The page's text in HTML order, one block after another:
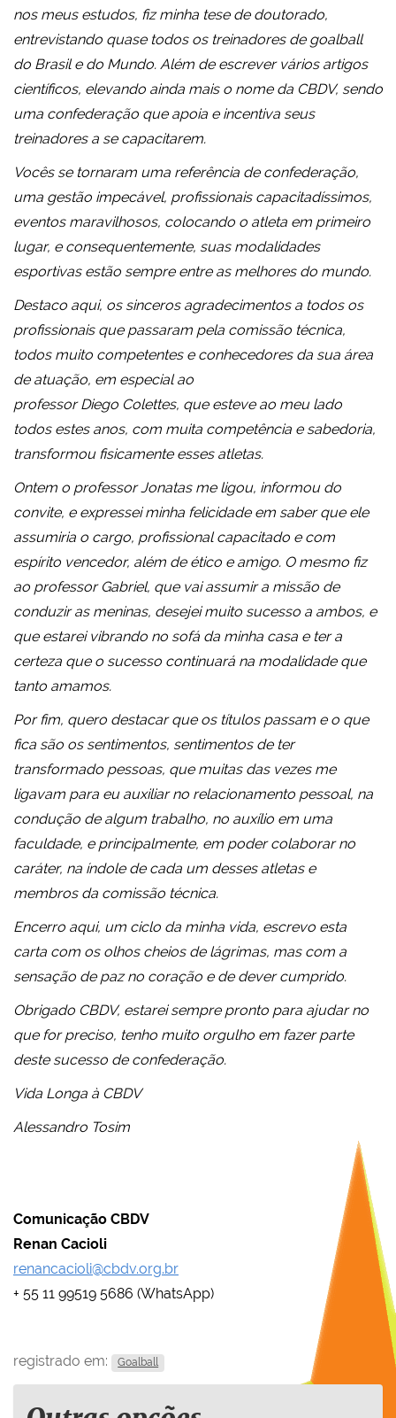
nos meus estudos, fiz minha tese de doutorado,
entrevistando quase todos os treinadores de goalball
do Brasil e do Mundo. Além de escrever vários artigos
científicos, elevando ainda mais o nome da CBDV, sendo
uma confederação que apoia e incentiva seus
treinadores a se capacitarem.
Vocês se tornaram uma referência de confederação,
uma gestão impecável, profissionais capacitadíssimos,
eventos maravilhosos, colocando o atleta em primeiro
lugar, e consequentemente, suas modalidades
esportivas estão sempre entre as melhores do mundo.
Destaco aqui, os sinceros agradecimentos a todos os
profissionais que passaram pela comissão técnica,
todos muito competentes e conhecedores da sua área
de atuação, em especial ao
professor Diego Colettes, que esteve ao meu lado
todos estes anos, com muita competência e sabedoria,
transformou fisicamente esses atletas.
Ontem o professor Jonatas me ligou, informou do
convite, e expressei minha felicidade em saber que ele
assumiria o cargo, profissional capacitado e com
espírito vencedor, além de ético e amigo. O mesmo fiz
ao professor Gabriel, que vai assumir a missão de
conduzir as meninas, desejei muito sucesso a ambos, e
que estarei vibrando no sofá da minha casa e ter a
certeza que o sucesso continuará na modalidade que
tanto amamos.
Por fim, quero destacar que os títulos passam e o que
fica são os sentimentos, sentimentos de ter
transformado pessoas, que muitas das vezes me
ligavam para eu auxiliar no relacionamento pessoal, na
condução de algum trabalho, no auxílio em uma
faculdade, e principalmente, em poder colaborar no
caráter, na índole de cada um desses atletas e
membros da comissão técnica.
Encerro aqui, um ciclo da minha vida, escrevo esta
carta com os olhos cheios de lágrimas, mas com a
sensação de paz no coração e de dever cumprido.
Obrigado CBDV, estarei sempre pronto para ajudar no
que for preciso, tenho muito orgulho em fazer parte
deste sucesso de confederação.
Vida Longa à CBDV
Alessandro Tosim
Comunicação CBDV
Renan Cacioli
renancacioli@cbdv.org.br
+ 55 11 99519 5686 (WhatsApp)
registrado em: Goalball